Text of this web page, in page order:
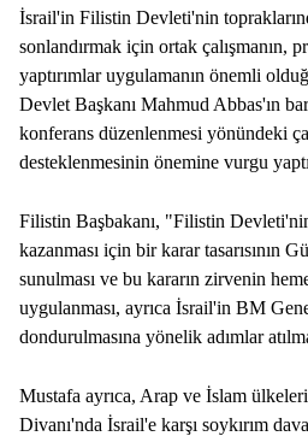
İsrail'in Filistin Devleti'nin
sonlandırmak için ortak çalışmanın,
yaptırımlar uygulamanın önemli
Devlet Başkanı Mahmud Abbas'ın
konferans düzenlenmesi yönündeki
desteklenmesinin önemine vurgu
Filistin Başbakanı, "Filistin
kazanması için bir karar tasarısının
sunulması ve bu kararın zirvenin
uygulanması, ayrıca İsrail'in BM
dondurulmasına yönelik adımlar
Mustafa ayrıca, Arap ve İslam
Divanı'nda İsrail'e karşı soykırım